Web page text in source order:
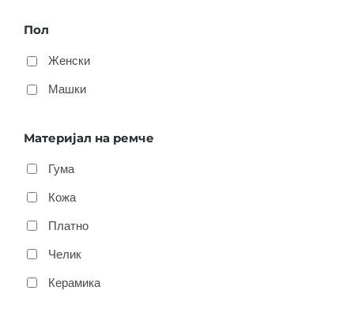
Пол
Женски
Машки
Материјал на ремче
Гума
Кожа
Платно
Челик
Керамика